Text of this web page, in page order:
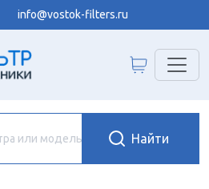
info@vostok-filters.ru